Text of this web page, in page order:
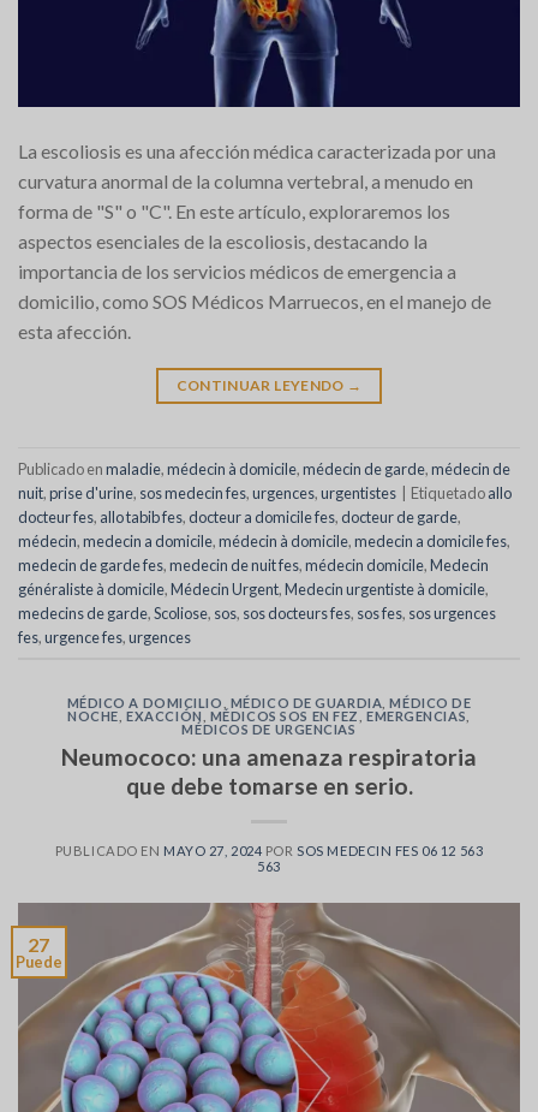
La escoliosis es una afección médica caracterizada por una
curvatura anormal de la columna vertebral, a menudo en
forma de "S" o "C". En este artículo, exploraremos los
aspectos esenciales de la escoliosis, destacando la
importancia de los servicios médicos de emergencia a
domicilio, como SOS Médicos Marruecos, en el manejo de
esta afección.
CONTINUAR LEYENDO →
Publicado enmaladie,médecin à domicile,médecin de garde,médecin de
nuit,prise d'urine, sos medecin fes,urgences,urgentistes | Etiquetadoallo
docteur fes, allo tabib fes, docteur a domicile fes, docteur de garde,
médecin,medecin a domicile,médecin à domicile,medecin a domicile fes,
medecin de garde fes,medecin de nuit fes,médecin domicile,Medecin
généraliste à domicile,Médecin Urgent,Medecin urgentiste à domicile,
medecins de garde,Scoliose, sos, sos docteurs fes, sos fes, sos urgences
fes,urgence fes,urgences
MÉDICO A DOMICILIO MÉDICO DE GUARDIA ,MÉDICO DE
NOCHE ,EXACCIÓN MÉDICOS SOS EN FEZ ,EMERGENCIAS
MÉDICOS DE URGENCIAS
Neumococo: una amenaza respiratoria
que debe tomarse en serio.
PUBLICADO EN MAYO 27, 2024 POR SOS MEDECIN FES 06 12 563
563
27
Puede